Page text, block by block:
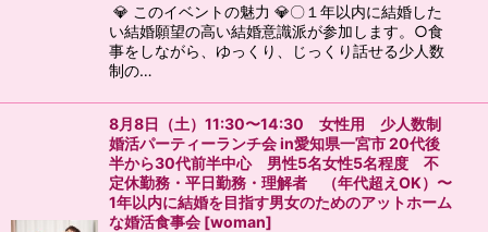
💎 このイベントの魅力 💎〇１年以内に結婚した
い結婚願望の高い結婚意識派が参加します。○食
事をしながら、ゆっくり、じっくり話せる少人数
制の…
8月8日（土）11:30〜14:30 女性用 少人数制
婚活パーティーランチ会 in愛知県一宮市 20代後
半から30代前半中心 男性5名女性5名程度 不
定休勤務・平日勤務・理解者 （年代超えOK）〜
1年以内に結婚を目指す男女のためのアットホーム
な婚活食事会 [woman]